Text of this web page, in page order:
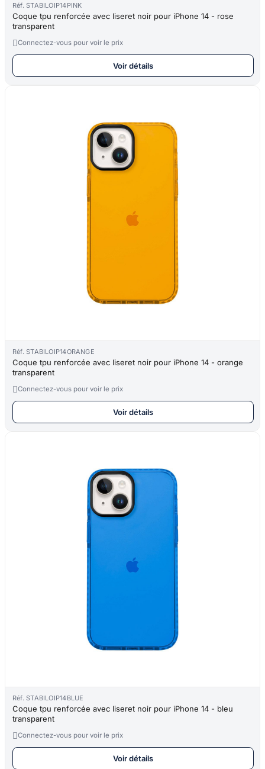
Réf. STABILOIP14PINK
Coque tpu renforcée avec liseret noir pour iPhone 14 - rose
transparent
Connectez-vous pour voir le prix
Voir détails
Réf. STABILOIP14ORANGE
Coque tpu renforcée avec liseret noir pour iPhone 14 - orange
transparent
Connectez-vous pour voir le prix
Voir détails
Réf. STABILOIP14BLUE
Coque tpu renforcée avec liseret noir pour iPhone 14 - bleu
transparent
Connectez-vous pour voir le prix
Voir détails